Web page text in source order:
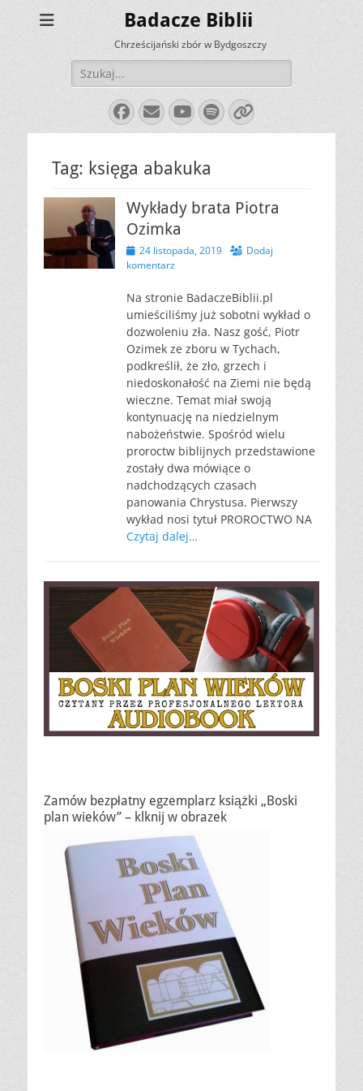
Badacze Biblii
Chrześcijański zbór w Bydgoszczy
Szukaj:
Facebook
E-
mail
YouTube
Spotify
Link
Tag: księga abakuka
Wykłady brata Piotra
Ozimka
Opublikowano
24 listopada, 2019
Dodaj
komentarz
Na stronie BadaczeBiblii.pl
umieściliśmy już sobotni wykład o
dozwoleniu zła. Nasz gość, Piotr
Ozimek ze zboru w Tychach,
podkreślił, że zło, grzech i
niedoskonałość na Ziemi nie będą
wieczne. Temat miał swoją
kontynuację na niedzielnym
nabożeństwie. Spośród wielu
proroctw biblijnych przedstawione
zostały dwa mówiące o
nadchodzących czasach
panowania Chrystusa. Pierwszy
wykład nosi tytuł PROROCTWO NA
Czytaj dalej…
Zamów bezpłatny egzemplarz książki „Boski
plan wieków” – klknij w obrazek